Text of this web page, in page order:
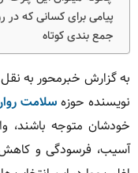
پیامی برای کسانی که در
جمع بندی کوتاه
به گزارش خبرمحور به
نویسنده حوزهسلامت
خودشان متوجه باشند،
آسیب، فرسودگی و کاهش